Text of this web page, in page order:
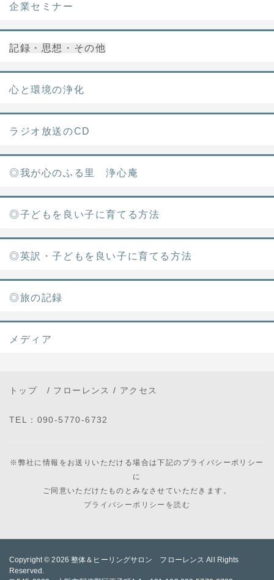
企業セミナー
記録・思想・その他
心と環境の浄化
ラジオ放送のCD
◎我が心のふる里 浄心庵
◎子どもを良い子に育てる方法
◎英訳・子どもを良い子に育てる方法
◎旅の記録
メディア
トップ / フローレンス / アクセス
TEL：090-5770-6732
※弊社に情報をお送りいただける場合は下記のプライバシーポリシー
に
ご同意いただけたものとみなさせていただきます。
プライバシーポリシーを読む
Copyright © 2026整体＆ヒーリングサロン フローレンス All Rights
Reserved.